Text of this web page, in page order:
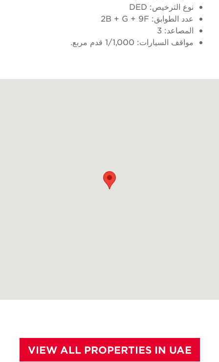
نوع الترخيص: DED
عدد الطوابق: 2B + G + 9F
المصاعد: 3
مواقف السيارات: 1/1,000 قدم مربع.
VIEW ALL PROPERTIES IN UAE